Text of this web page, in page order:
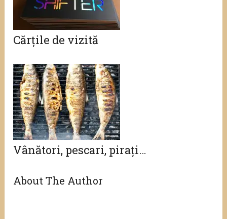
Cărțile de vizită
Vânători, pescari, pirați…
About The Author